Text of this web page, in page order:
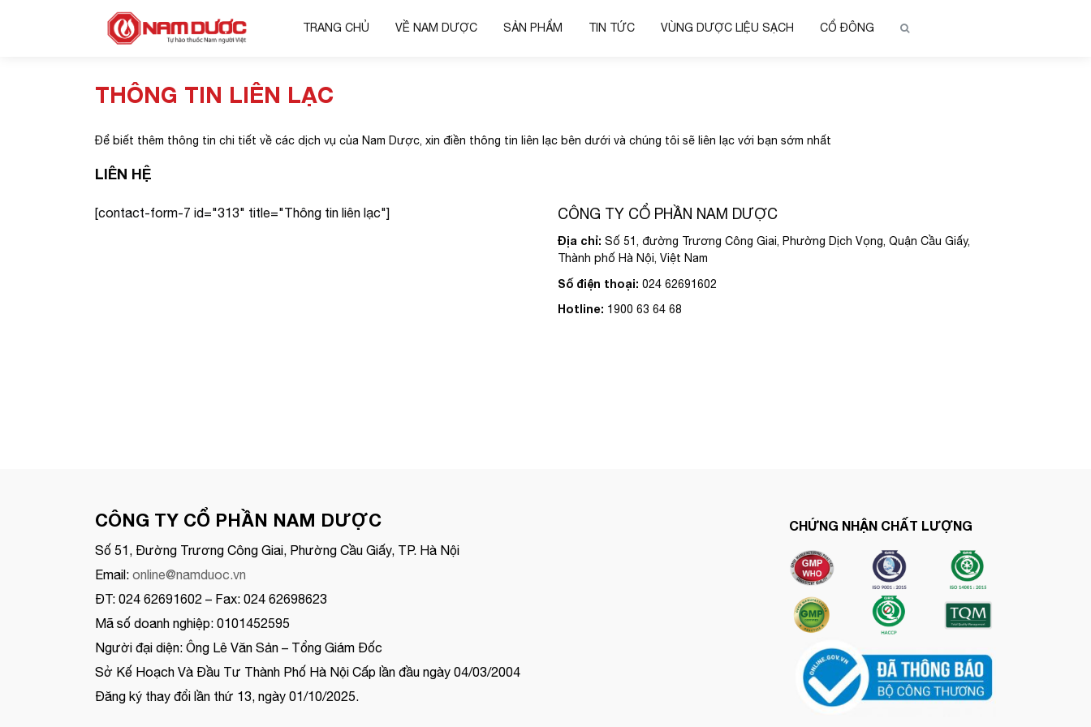
TRANG CHỦ VỀ NAM DƯỢC SẢN PHẨM TIN TỨC VÙNG DƯỢC LIỆU SẠCH CỔ ĐÔNG
THÔNG TIN LIÊN LẠC
Để biết thêm thông tin chi tiết về các dịch vụ của Nam Dược, xin điền thông tin liên lạc bên dưới và chúng tôi sẽ liên lạc với bạn sớm nhất
LIÊN HỆ
[contact-form-7 id="313" title="Thông tin liên lạc"] CÔNG TY CỔ PHẦN NAM DƯỢC
Địa chỉ: Số 51, đường Trương Công Giai, Phường Dịch Vọng, Quận Cầu Giấy,
Thành phố Hà Nội, Việt Nam
Số điện thoại: 024 62691602
Hotline: 1900 63 64 68
CÔNG TY CỔ PHẦN NAM DƯỢC
Số 51, Đường Trương Công Giai, Phường Cầu Giấy, TP. Hà Nội
Email: online@namduoc.vn
ĐT: 024 62691602 – Fax: 024 62698623
Mã số doanh nghiệp: 0101452595
Người đại diện: Ông Lê Văn Sản – Tổng Giám Đốc
Sở Kế Hoạch Và Đầu Tư Thành Phố Hà Nội Cấp lần đầu ngày 04/03/2004
Đăng ký thay đổi lần thứ 13, ngày 01/10/2025.
CHỨNG NHẬN CHẤT LƯỢNG